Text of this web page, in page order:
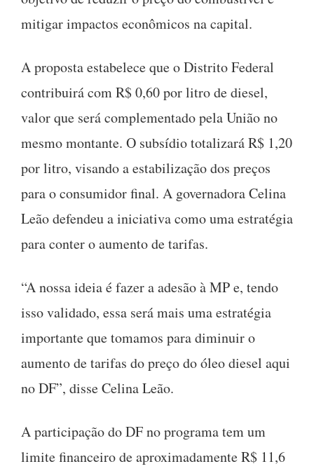
mitigar impactos econômicos na capital.
A proposta estabelece que o Distrito Federal
contribuirá com R$ 0,60 por litro de diesel,
valor que será complementado pela União no
mesmo montante. O subsídio totalizará R$ 1,20
por litro, visando a estabilização dos preços
para o consumidor final. A governadora Celina
Leão defendeu a iniciativa como uma estratégia
para conter o aumento de tarifas.
“A nossa ideia é fazer a adesão à MP e, tendo
isso validado, essa será mais uma estratégia
importante que tomamos para diminuir o
aumento de tarifas do preço do óleo diesel aqui
no DF”, disse Celina Leão.
A participação do DF no programa tem um
limite financeiro de aproximadamente R$ 11,6